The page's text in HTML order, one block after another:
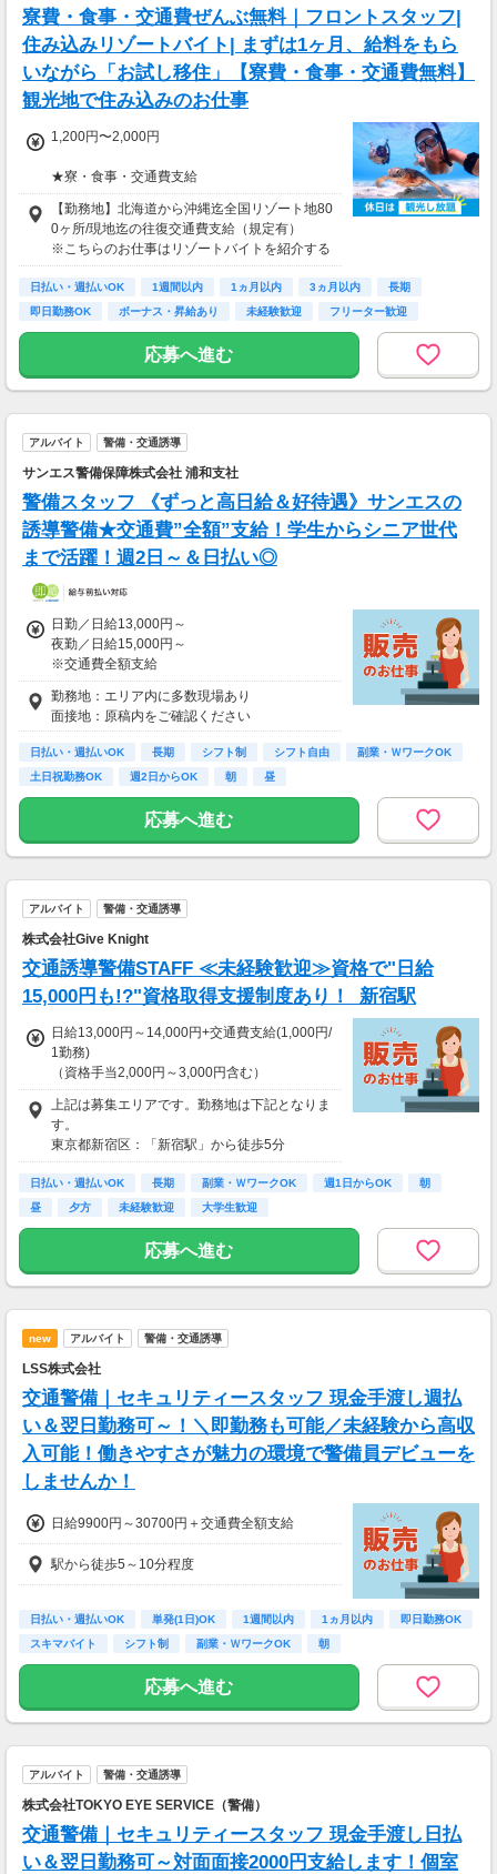
寮費・食事・交通費ぜんぶ無料｜フロントスタッフ|
住み込みリゾートバイト| まずは1ヶ月、給料をもら
いながら「お試し移住」【寮費・食事・交通費無料】
観光地で住み込みのお仕事
1,200円〜2,000円
★寮・食事・交通費支給
住み込みのお仕事のため、以下の補助がありま
す。
・寮費・光熱費無料（個室あり）
・食事無料
・往復交通費支給（上限あり）
※勤務地による
生活費がかからないので、働いた分のほとんど
を貯金にまわすことができます！
▼月収例
25万5,300円
＝(時給1,200円×8h＋残業1h)×23日
▼貯金の目安
＜リゾートバイト＞
住まい ：無料
水道光熱費：無料
食費 ：無料
スマホ ：0.5万円
そのほか ：1.5万円
社会保険 ：3万円
-----------------------
支出合計 ：5万円
→毎月20万円程度の貯金が目指せます！
短期でお金を貯めたい方にはピッタリ！
【勤務地】北海道から沖縄迄全国リゾート地80
0ヶ所/現地迄の往復交通費支給（規定有）
※こちらのお仕事はリゾートバイトを紹介する
募集となっており実際に募集がある勤務地と異
なる場合がございます。
カウンセリングでご希望条件をお伺いし、全国
★お仕事開始までの流れ★
日払い・週払いOK 1週間以内 1ヵ月以内 3ヵ月以内
長期
即日勤務OK
ボーナス・昇給あり 未経験歓迎 フリーター歓迎
応募へ進む
アルバイト 警備・交通誘導
サンエス警備保障株式会社 浦和支社
警備スタッフ 《ずっと高日給＆好待遇》サンエスの
誘導警備★交通費”全額”支給！学生からシニア世代
まで活躍！週2日～＆日払い◎
日勤／日給13,000円～
夜勤／日給15,000円～
※交通費全額支給
▽交通誘導警備業務2級をお持ちの方
日勤／日給13,500円～14,500円
夜勤／日給15,500円～16,500円
＜サンエス警備保障特別給付金＞
持ちの方には100,000円支給！
※30勤務で30,000円、更に30勤務で70,000円
＜日払いOK（規定あり）＞
仕事が終わってから給料をもらいに行く手間は
不要♪
＿＿＿＿＿＿＿＿＿＿＿＿＿＿＿＿
比べてみてください！この高日給！
隊員さんたちの『収入例』をご紹介
￣￣￣Ｖ￣￣￣￣￣￣￣￣￣￣￣￣
◆ガッツリ働くAさん／夜勤で月22日勤務
夜勤日給15,000円×22日
→月収330,000円+交通費！！
◆時間を有効活用して働くBさん／日勤で月12
日勤務
日勤日給13,000円×12日
勤務地：エリア内に多数現場あり
面接地：原稿内をご確認ください
日払い・週払いOK 長期 シフト制 シフト自由
副業・ＷワークOK
土日祝勤務OK
週2日からOK 朝 昼
応募へ進む
アルバイト 警備・交通誘導
株式会社Give Knight
交通誘導警備STAFF ≪未経験歓迎≫資格で"日給
15,000円も!?"資格取得支援制度あり！_新宿駅
日給13,000円～14,000円+交通費支給(1,000円/
1勤務)
（資格手当2,000円～3,000円含む）
☆資格取得支援制度あり！☆
※検定取得しない場合は日給12,000円（交通費
1,000円含む）
日給11,000円～+交通費支給(1,000円/1勤務)
※60歳以上の方は以下の給与となります
日給11,000円
（交通費1,000円含む）
■日払いOK
■資格手当
└交通2級保持者：日給2,000円～3,000円
【月収例】
日給13,000円×25日+交通費1勤務1,000円＝35
0,000円
内訳：日給11,000円+資格手当2,000円
上記は募集エリアです。勤務地は下記となりま
す。
東京都新宿区：「新宿駅」から徒歩5分
現場は他にも多数あり！希望などあればお気軽
にご相談ください！
日払い・週払いOK 長期 副業・ＷワークOK 週1日からOK
朝
昼
夕方 未経験歓迎 大学生歓迎
応募へ進む
new アルバイト 警備・交通誘導
LSS株式会社
交通警備｜セキュリティースタッフ 現金手渡し週払
い＆翌日勤務可～！＼即勤務も可能／未経験から高収
入可能！働きやすさが魅力の環境で警備員デビューを
しませんか！
日給9900円～30700円＋交通費全額支給
駅から徒歩5～10分程度
日払い・週払いOK 単発(1日)OK 1週間以内 1ヵ月以内
即日勤務OK
スキマバイト
シフト制 副業・ＷワークOK 朝
応募へ進む
アルバイト 警備・交通誘導
株式会社TOKYO EYE SERVICE（警備）
交通警備｜セキュリティースタッフ 現金手渡し日払
い＆翌日勤務可～対面面接2000円支給します！個室